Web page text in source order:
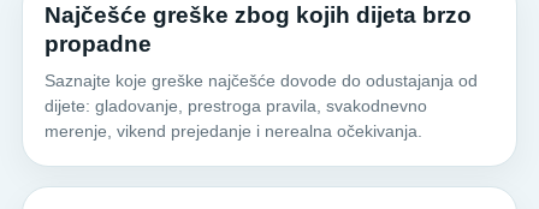
Najčešće greške zbog kojih dijeta brzo
propadne
Saznajte koje greške najčešće dovode do odustajanja od
dijete: gladovanje, prestroga pravila, svakodnevno
merenje, vikend prejedanje i nerealna očekivanja.